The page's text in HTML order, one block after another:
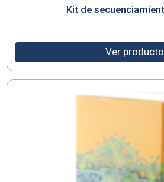
Kit de
Ver producto